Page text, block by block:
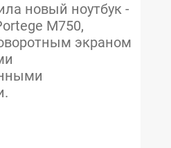
новый ноутбук -
M750,
экраном